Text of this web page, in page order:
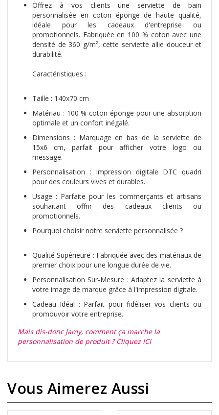
Offrez à vos clients une serviette de bain
personnalisée en coton éponge de haute qualité,
idéale pour les cadeaux d'entreprise ou
promotionnels. Fabriquée en 100 % coton avec une
densité de 360 g/m², cette serviette allie douceur et
durabilité.
Caractéristiques :
Taille : 140x70 cm
Matériau : 100 % coton éponge pour une absorption
optimale et un confort inégalé.
Dimensions : Marquage en bas de la serviette de
15x6 cm, parfait pour afficher votre logo ou
message.
Personnalisation : Impression digitale DTC quadri
pour des couleurs vives et durables.
Usage : Parfaite pour les commerçants et artisans
souhaitant offrir des cadeaux clients ou
promotionnels.
Pourquoi choisir notre serviette personnalisée ?
Qualité Supérieure : Fabriquée avec des matériaux de
premier choix pour une longue durée de vie.
Personnalisation Sur-Mesure : Adaptez la serviette à
votre image de marque grâce à l'impression digitale.
Cadeau Idéal : Parfait pour fidéliser vos clients ou
promouvoir votre entreprise.
Mais dis-donc Jamy, comment ça marche la
personnalisation de produit ? Cliquez ICI
Vous Aimerez Aussi